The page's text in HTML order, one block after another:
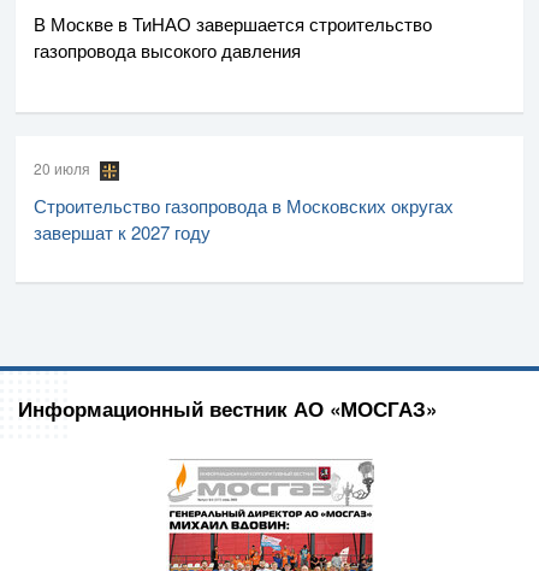
В Москве в ТиНАО завершается строительство
газопровода высокого давления
20 июля
Строительство газопровода в Московских округах
завершат к 2027 году
Информационный вестник АО «МОСГАЗ»